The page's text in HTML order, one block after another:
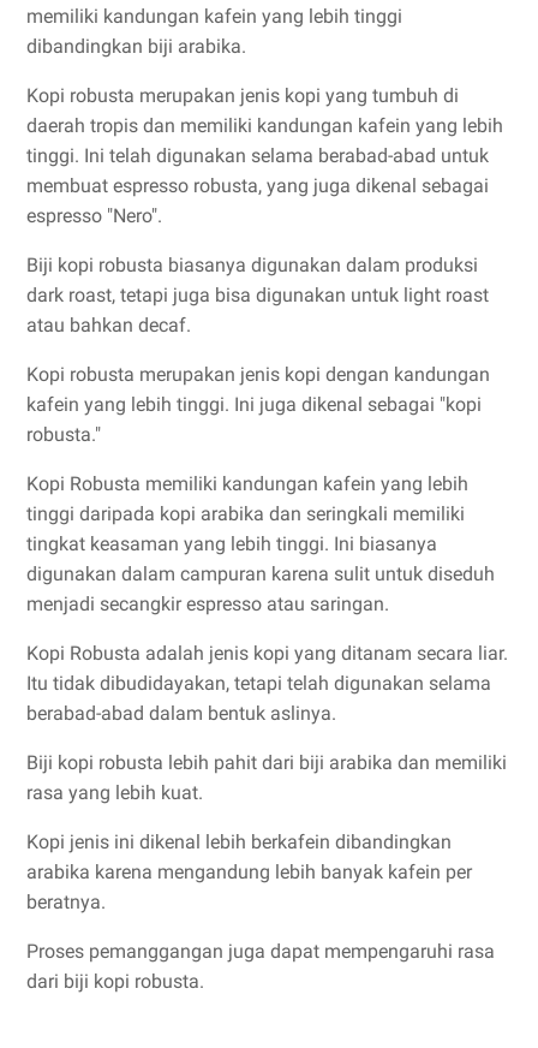
memiliki kandungan kafein yang lebih tinggi
dibandingkan biji arabika.
Kopi robusta merupakan jenis kopi yang tumbuh di
daerah tropis dan memiliki kandungan kafein yang lebih
tinggi. Ini telah digunakan selama berabad-abad untuk
membuat espresso robusta, yang juga dikenal sebagai
espresso "Nero".
Biji kopi robusta biasanya digunakan dalam produksi
dark roast, tetapi juga bisa digunakan untuk light roast
atau bahkan decaf.
Kopi robusta merupakan jenis kopi dengan kandungan
kafein yang lebih tinggi. Ini juga dikenal sebagai "kopi
robusta."
Kopi Robusta memiliki kandungan kafein yang lebih
tinggi daripada kopi arabika dan seringkali memiliki
tingkat keasaman yang lebih tinggi. Ini biasanya
digunakan dalam campuran karena sulit untuk diseduh
menjadi secangkir espresso atau saringan.
Kopi Robusta adalah jenis kopi yang ditanam secara liar.
Itu tidak dibudidayakan, tetapi telah digunakan selama
berabad-abad dalam bentuk aslinya.
Biji kopi robusta lebih pahit dari biji arabika dan memiliki
rasa yang lebih kuat.
Kopi jenis ini dikenal lebih berkafein dibandingkan
arabika karena mengandung lebih banyak kafein per
beratnya.
Proses pemanggangan juga dapat mempengaruhi rasa
dari biji kopi robusta.